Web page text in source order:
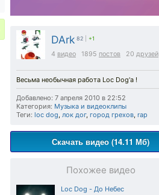
DArk 82 +1
4 видео 1895 постов 20 друзей
Весьма необычная работа Loc Dog'а !
Добавлено: 7 апреля 2010 в 22:52
Категория: Музыка и видеоклипы
Теги: loc dog, лок дог, город грехов, rap
Скачать видео (14.11 Мб)
Похожее видео
Loc Dog - До Небес